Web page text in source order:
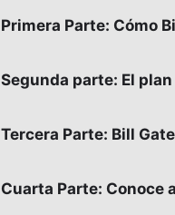
Primera Parte: Cómo
Segunda parte: El
Tercera Parte: Bill
Cuarta Parte: Conoce